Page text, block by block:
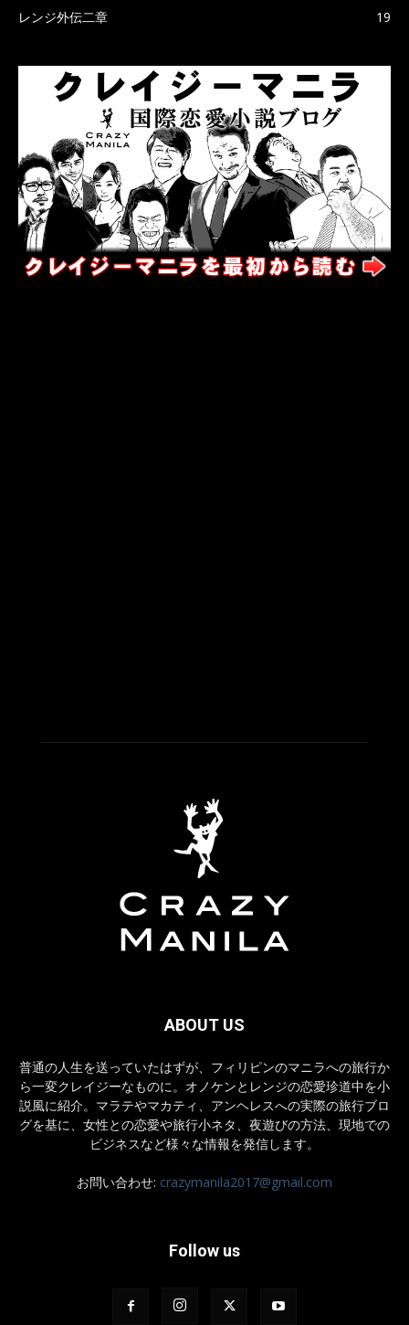
レンジ外伝二章
19
ABOUT US
普通の人生を送っていたはずが、フィリピンのマニラへの旅行か
ら一変クレイジーなものに。オノケンとレンジの恋愛珍道中を小
説風に紹介。マラテやマカティ、アンヘレスへの実際の旅行ブロ
グを基に、女性との恋愛や旅行小ネタ、夜遊びの方法、現地での
ビジネスなど様々な情報を発信します。
お問い合わせ: crazymanila2017@gmail.com
Follow us